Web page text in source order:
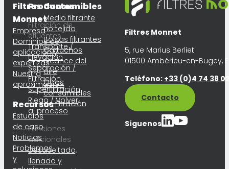
Filtres
Monnet
Empresa
Dominios de
aplicación y
expertizas
Nuestra
aproximación
Recursos
Estudios
de caso
Noticias
Problemas
y
Productos
Filtración de
efluentes
Transporte /
Elevación
Separación /
Filtración
Superfiltración
Riego / Volver
al proceso
Funciones
adicionales
Desaceitado,
llenado y
Consumibles
Medio filtrante
no tejido
Bolsas filtrantes
Cartuchos
Alcance del
aire
Otros
consumibles
de filtración
Filtres Monnet
5, rue Marius Berliet
01500 Ambérieu-en-Bugey,
Teléfono: +33 (0)4 74 38 02
Contacto
Síguenos